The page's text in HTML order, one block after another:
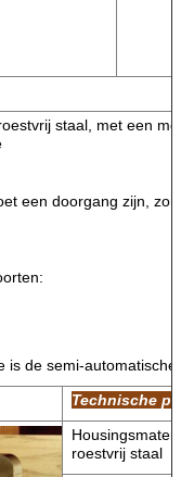
staal, met een
een doorgang zijn,
is de semi-automatische)
Technische
roestvrij staal